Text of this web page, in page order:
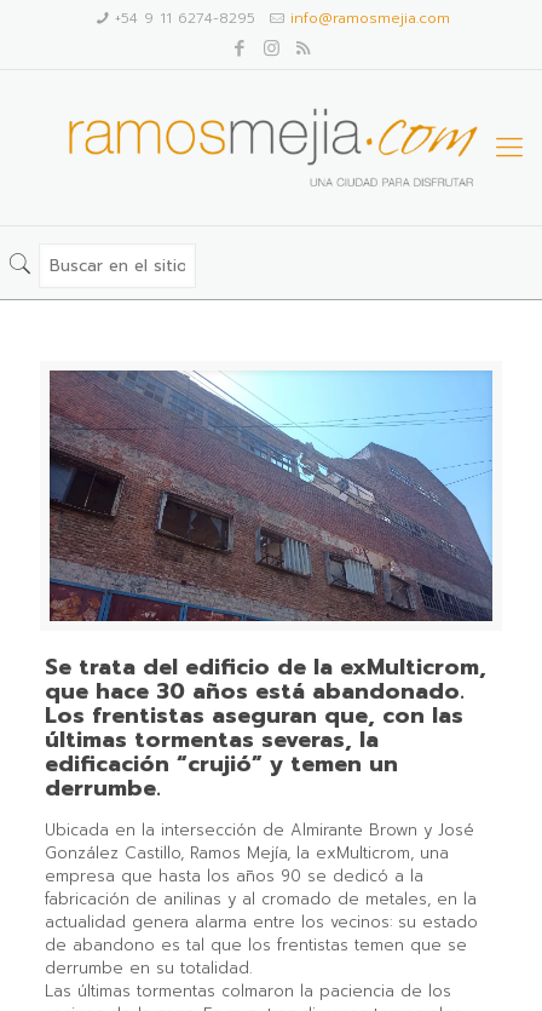
+54 9 11 6274-8295 info@ramosmejia.com
Se trata del edificio de la exMulticrom,
que hace 30 años está abandonado.
Los frentistas aseguran que, con las
últimas tormentas severas, la
edificación “crujió” y temen un
derrumbe.
Ubicada en la intersección de Almirante Brown y José
González Castillo, Ramos Mejía, la exMulticrom, una
empresa que hasta los años 90 se dedicó a la
fabricación de anilinas y al cromado de metales, en la
actualidad genera alarma entre los vecinos: su estado
de abandono es tal que los frentistas temen que se
derrumbe en su totalidad.
Las últimas tormentas colmaron la paciencia de los